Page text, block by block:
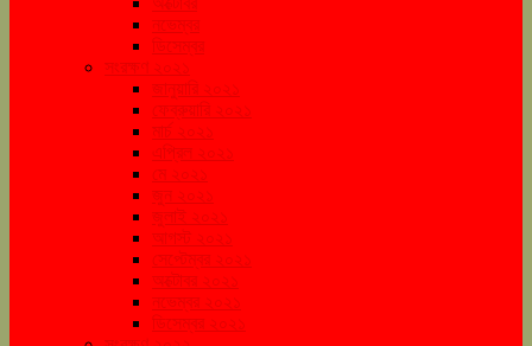
নভেম্বর
ডিসেম্বর
সংরক্ষণ ২০২১
জানুয়ারি ২০২১
ফেব্রুয়ারি ২০২১
মার্চ ২০২১
এপ্রিল ২০২১
মে ২০২১
জুন ২০২১
জুলাই ২০২১
আগস্ট ২০২১
সেপ্টেম্বর ২০২১
অক্টোবর ২০২১
নভেম্বর ২০২১
ডিসেম্বর ২০২১